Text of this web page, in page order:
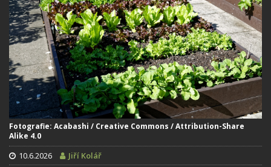
Fotografie: Acabashi / Creative Commons / Attribution-Share
Alike 4.0
10.6.2026 Jiří Kolář